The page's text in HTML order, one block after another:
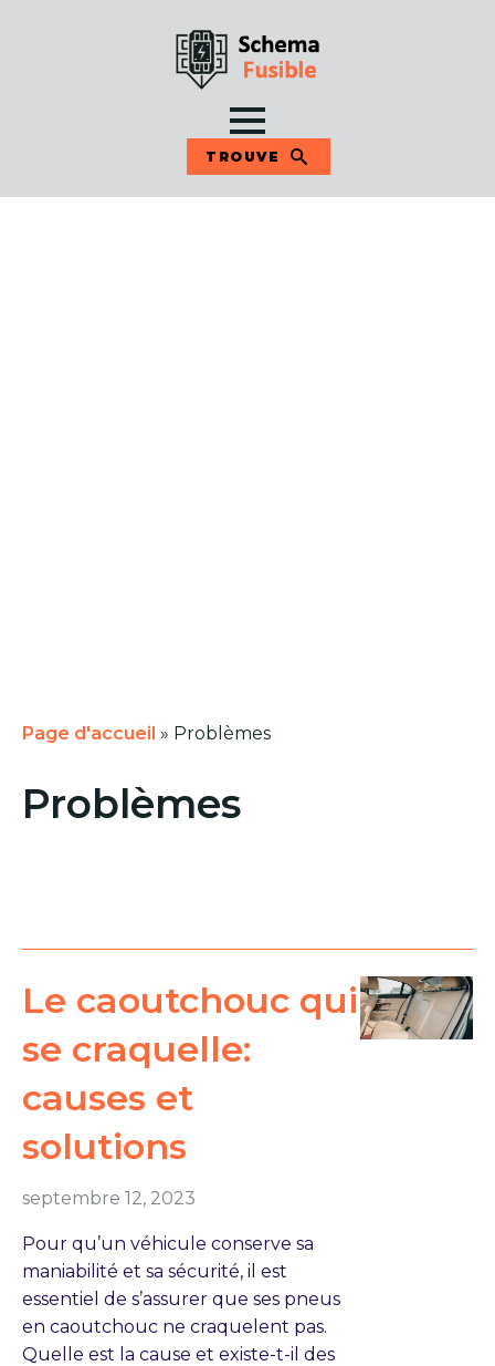
TROUVE
Page d'accueil » Problèmes
Problèmes
Le caoutchouc qui
se craquelle:
causes et
solutions
septembre 12, 2023
Pour qu’un véhicule conserve sa
maniabilité et sa sécurité, il est
essentiel de s’assurer que ses pneus
en caoutchouc ne craquelent pas.
Quelle est la cause et existe-t-il des